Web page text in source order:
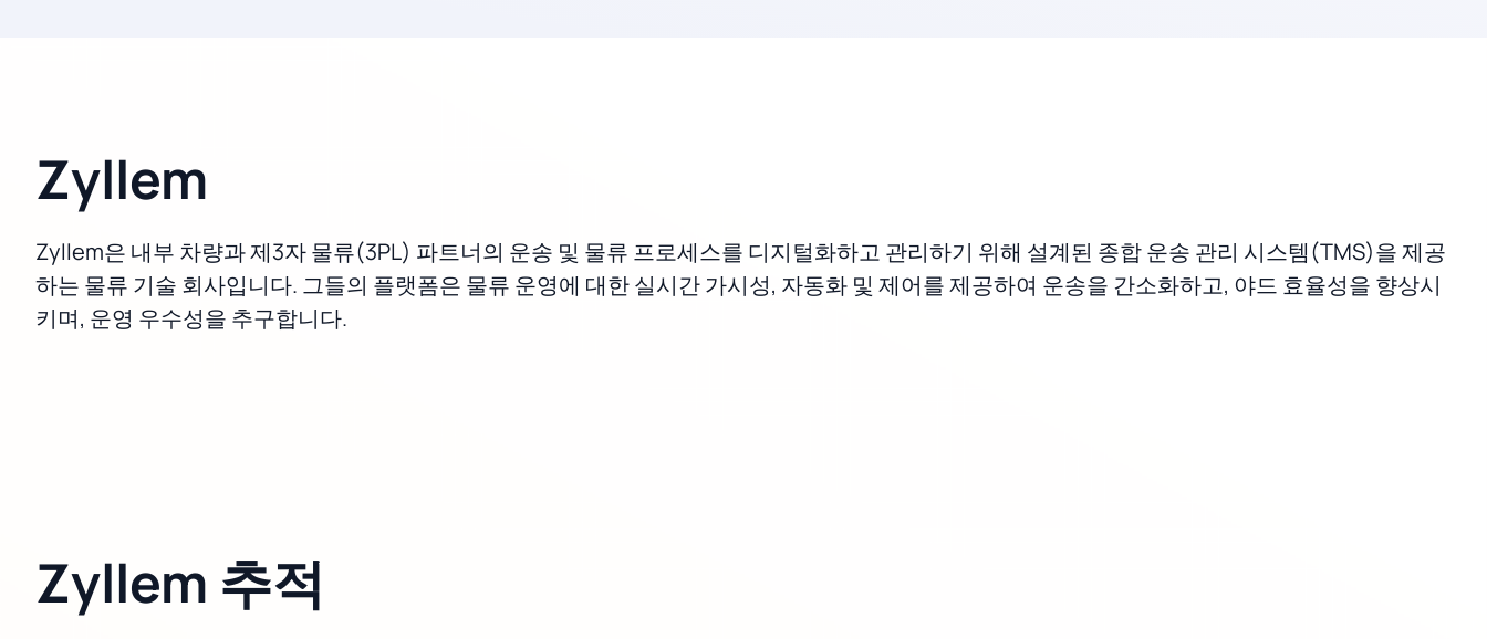
Zyllem
Zyllem은 내부 차량과 제3자 물류(3PL) 파트너의 운송 및 물류 프로세스를 디지털화하고 관리하기 위해 설계된 종합 운송 관리 시스템(TMS)을 제공
하는 물류 기술 회사입니다. 그들의 플랫폼은 물류 운영에 대한 실시간 가시성, 자동화 및 제어를 제공하여 운송을 간소화하고, 야드 효율성을 향상시
키며, 운영 우수성을 추구합니다.
Zyllem 추적